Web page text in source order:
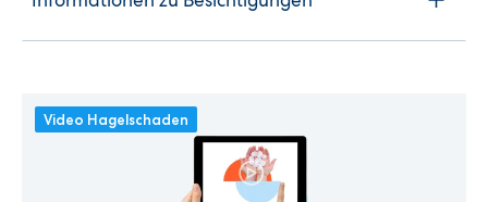
Video Hagelschaden